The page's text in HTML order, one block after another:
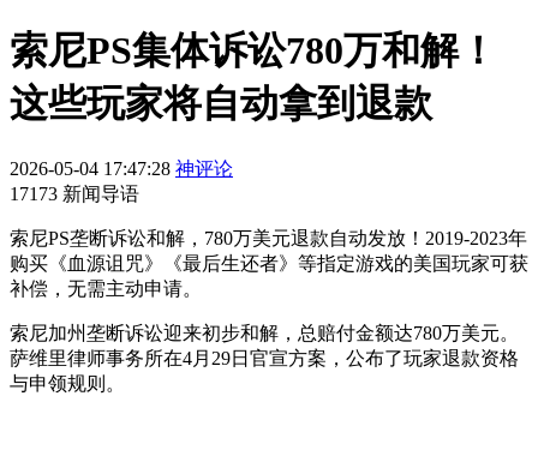
索尼PS集体诉讼780万和解！
这些玩家将自动拿到退款
2026-05-04 17:47:28 神评论
17173 新闻导语
索尼PS垄断诉讼和解，780万美元退款自动发放！2019-2023年
购买《血源诅咒》《最后生还者》等指定游戏的美国玩家可获
补偿，无需主动申请。
索尼加州垄断诉讼迎来初步和解，总赔付金额达780万美元。
萨维里律师事务所在4月29日官宣方案，公布了玩家退款资格
与申领规则。